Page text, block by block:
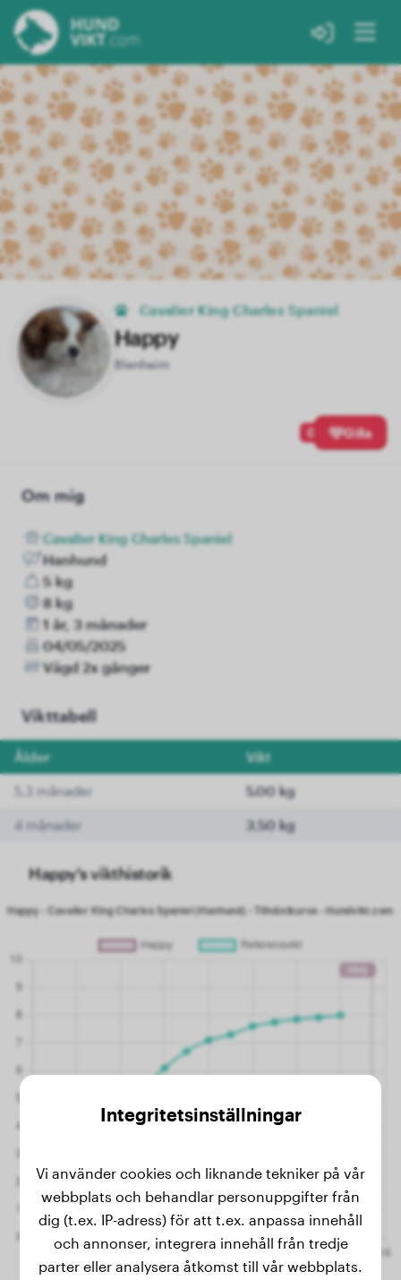
Cavalier King Charles Spaniel
Happy
Blenheim
0 Gilla
Om mig
Cavalier King Charles Spaniel
Hanhund
5 kg
8 kg
1 år, 3 månader
04/05/2025
Vägd 2x gånger
Vikttabell
Ålder Vikt
5.3 månader 5.00 kg
4 månader 3.50 kg
Happy's vikthistorik
Integritetsinställningar
Vi använder cookies och liknande tekniker på vår
webbplats och behandlar personuppgifter från
dig (t.ex. IP-adress) för att t.ex. anpassa innehåll
och annonser, integrera innehåll från tredje
parter eller analysera åtkomst till vår webbplats.